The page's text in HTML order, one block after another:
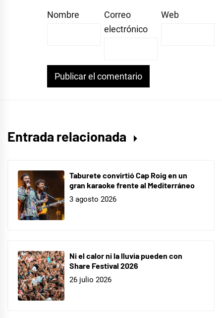
Nombre
Correo
electrónico
Web
Entrada relacionada
Taburete convirtió Cap Roig en un
gran karaoke frente al Mediterráneo
3 agosto 2026
Ni el calor ni la lluvia pueden con
Share Festival 2026
26 julio 2026